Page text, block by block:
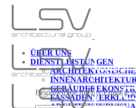
ÜBER UNS
DIENSTLEISTUNGEN
Beginnen Sie mit der Eingabe